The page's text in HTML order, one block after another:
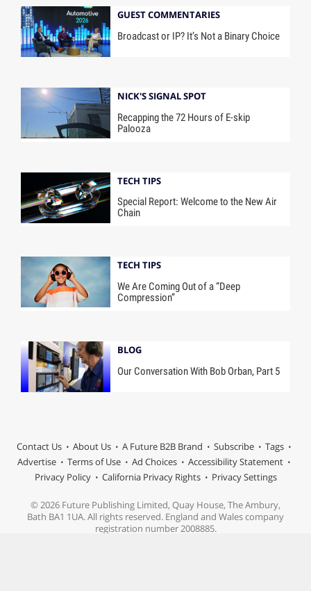
GUEST COMMENTARIES
Broadcast or IP? It’s Not a Binary Choice
NICK'S SIGNAL SPOT
Recapping the 72 Hours of E-skip
Palooza
TECH TIPS
Special Report: Welcome to the New Air
Chain
TECH TIPS
We Are Coming Out of a “Deep
Compression”
BLOG
Our Conversation With Bob Orban, Part 5
Contact Us About Us A Future B2B Brand Subscribe
Tags
Advertise
Terms of Use Ad Choices
Accessibility Statement
Privacy Policy
California Privacy Rights Privacy Settings
© 2026 Future Publishing Limited, Quay House, The Ambury,
Bath BA1 1UA. All rights reserved. England and Wales company
registration number 2008885.